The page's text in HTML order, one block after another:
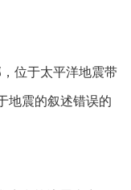
位于太平洋地震带
地震的叙述错误的